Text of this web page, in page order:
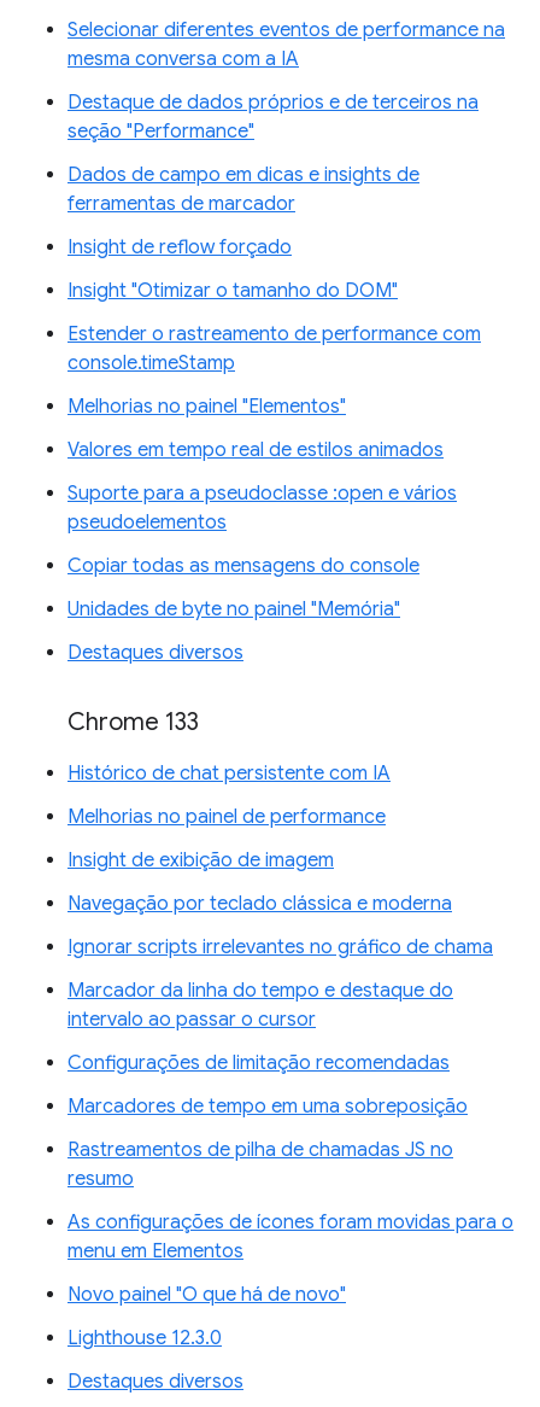
Selecionar diferentes eventos de performance na
mesma conversa com a IA
Destaque de dados próprios e de terceiros na
seção "Performance"
Dados de campo em dicas e insights de
ferramentas de marcador
Insight de reflow forçado
Insight "Otimizar o tamanho do DOM"
Estender o rastreamento de performance com
console.timeStamp
Melhorias no painel "Elementos"
Valores em tempo real de estilos animados
Suporte para a pseudoclasse :open e vários
pseudoelementos
Copiar todas as mensagens do console
Unidades de byte no painel "Memória"
Destaques diversos
Chrome 133
Histórico de chat persistente com IA
Melhorias no painel de performance
Insight de exibição de imagem
Navegação por teclado clássica e moderna
Ignorar scripts irrelevantes no gráfico de chama
Marcador da linha do tempo e destaque do
intervalo ao passar o cursor
Configurações de limitação recomendadas
Marcadores de tempo em uma sobreposição
Rastreamentos de pilha de chamadas JS no
resumo
As configurações de ícones foram movidas para o
menu em Elementos
Novo painel "O que há de novo"
Lighthouse 12.3.0
Destaques diversos